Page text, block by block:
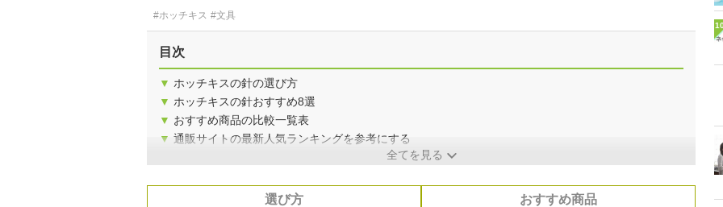
#ホッチキス #文具
目次
▼ ホッチキスの針の選び方
▼ ホッチキスの針おすすめ8選
▼ おすすめ商品の比較一覧表
▼ 通販サイトの最新人気ランキングを参考にする
全てを見る
選び方 おすすめ商品